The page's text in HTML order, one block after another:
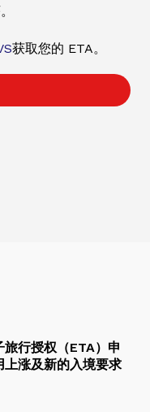
获取您的 ETA。
行授权（ETA）申
上涨及新的入境要求